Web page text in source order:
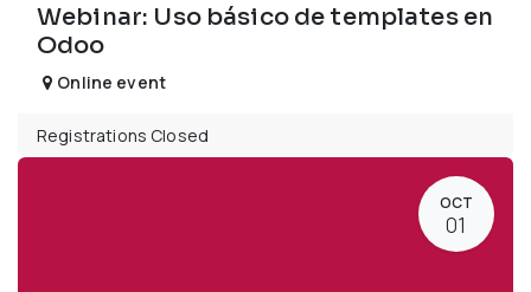
Webinar: Uso básico de templates en
Odoo
Online event
Registrations Closed
OCT
01